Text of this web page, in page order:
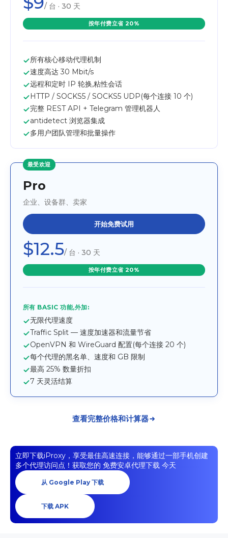
/ 台 · 30 天
按年付费立省 20%
所有核心移动代理机制
速度高达 30 Mbit/s
远程和定时 IP 轮换,粘性会话
HTTP / SOCKS5 / SOCKS5 UDP(每个连接 10 个)
完整 REST API + Telegram 管理机器人
antidetect 浏览器集成
多用户团队管理和批量操作
最受欢迎
Pro
企业、设备群、卖家
开始免费试用
$12.5/ 台 · 30 天
按年付费立省 20%
所有 BASIC 功能,外加:
无限代理速度
Traffic Split — 速度加速器和流量节省
OpenVPN 和 WireGuard 配置(每个连接 20 个)
每个代理的黑名单、速度和 GB 限制
最高 25% 数量折扣
7 天灵活结算
查看完整价格和计算器
立即下载iProxy，享受最佳高速连接，能够通过一部手机创建
多个代理访问点！获取您的 免费安卓代理下载 今天
从 Google Play 下载
下载 APK